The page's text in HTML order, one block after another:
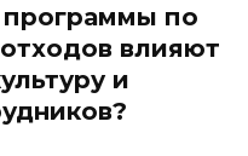
программы по
влияют
и